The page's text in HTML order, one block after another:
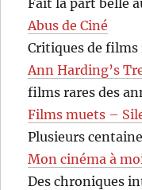
Fait la part belle
Abus de Ciné
Critiques de films
Ann Harding’s
films rares des
Films muets –
Plusieurs
Mon cinéma à
Des chroniques